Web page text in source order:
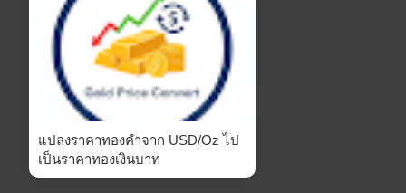
แปลงราคาทองคำจาก USD/Oz ไป
เป็นราคาทองเงินบาท